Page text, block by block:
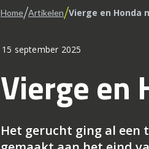
Home/Artikelen/Vierge en Honda
15 september 2025
Vierge en
Het gerucht ging al een